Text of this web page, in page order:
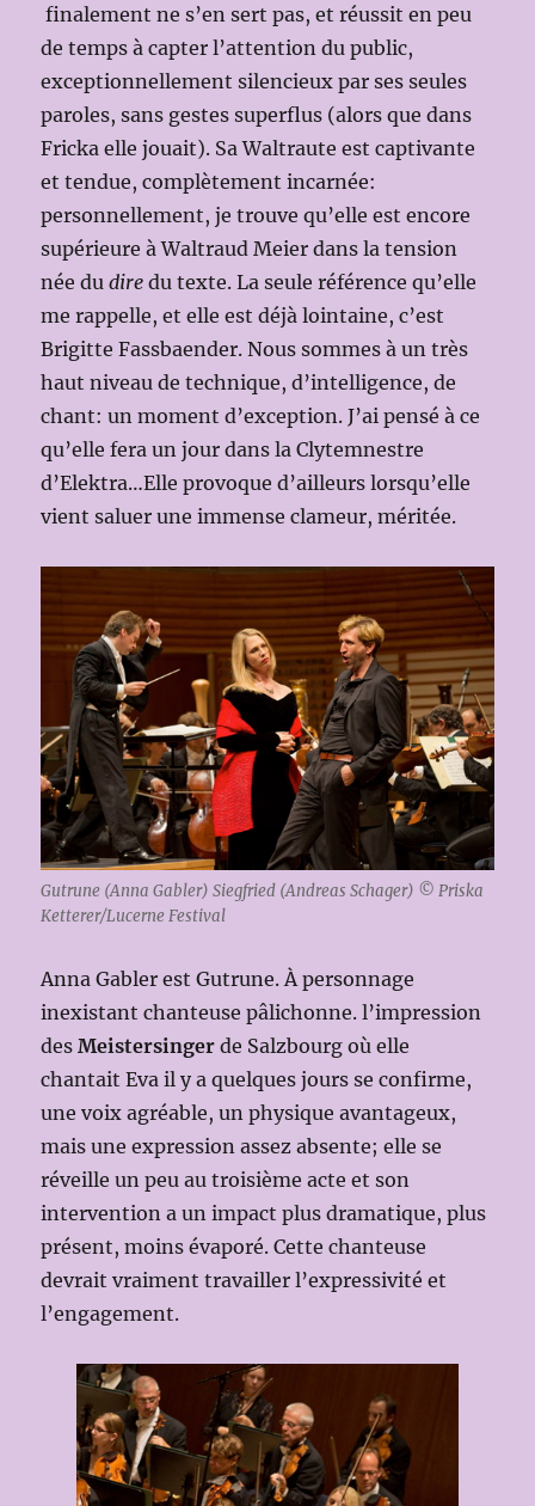
finalement ne s’en sert pas, et réussit en peu
de temps à capter l’attention du public,
exceptionnellement silencieux par ses seules
paroles, sans gestes superflus (alors que dans
Fricka elle jouait). Sa Waltraute est captivante
et tendue, complètement incarnée:
personnellement, je trouve qu’elle est encore
supérieure à Waltraud Meier dans la tension
née dudire du texte. La seule référence qu’elle
me rappelle, et elle est déjà lointaine, c’est
Brigitte Fassbaender. Nous sommes à un très
haut niveau de technique, d’intelligence, de
chant: un moment d’exception. J’ai pensé à ce
qu’elle fera un jour dans la Clytemnestre
d’Elektra…Elle provoque d’ailleurs lorsqu’elle
vient saluer une immense clameur, méritée.
Gutrune (Anna Gabler) Siegfried (Andreas Schager) © Priska
Ketterer/Lucerne Festival
Anna Gabler est Gutrune. À personnage
inexistant chanteuse pâlichonne. l’impression
desMeistersinger de Salzbourg où elle
chantait Eva il y a quelques jours se confirme,
une voix agréable, un physique avantageux,
mais une expression assez absente; elle se
réveille un peu au troisième acte et son
intervention a un impact plus dramatique, plus
présent, moins évaporé. Cette chanteuse
devrait vraiment travailler l’expressivité et
l’engagement.